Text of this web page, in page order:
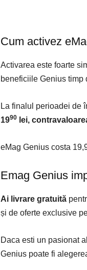
Cum activez
Activarea este foarte
beneficiile Genius timp
La finalul perioadei de
1990 lei,
eMag Genius costa
Emag Genius
Ai livrare gratuită
și de oferte exclusive
Daca esti un pasionat
Genius poate fi